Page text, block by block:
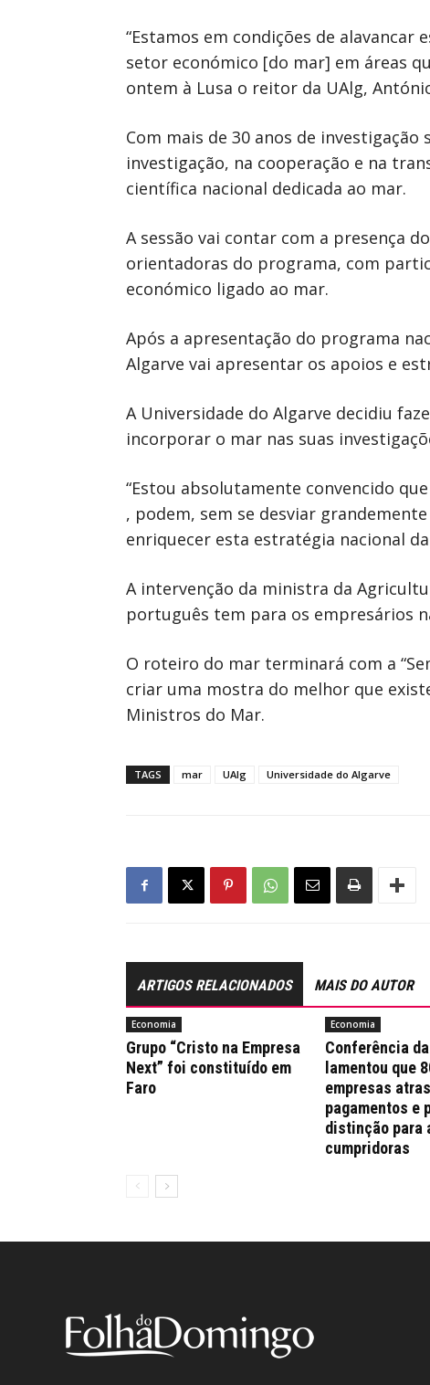
“Estamos em condições de
setor económico [do mar] em áreas
ontem à Lusa o reitor da UAlg,
Com mais de 30 anos de
investigação, na cooperação e na
científica nacional dedicada ao mar.
A sessão vai contar com a presença
orientadoras do programa, com
económico ligado ao mar.
Após a apresentação do programa
Algarve vai apresentar os apoios e
A Universidade do Algarve decidiu
incorporar o mar nas suas
“Estou absolutamente convencido
, podem, sem se desviar
enriquecer esta estratégia nacional
A intervenção da ministra da
português tem para os empresários
O roteiro do mar terminará com a
criar uma mostra do melhor que
Ministros do Mar.
TAGS mar UAlg Universidade do Algarve
ARTIGOS RELACIONADOS MAIS DO AUTOR
Economia
Grupo “Cristo na Empresa
Next” foi constituído em
Faro
Economia
Conferência da
lamentou que
empresas
pagamentos e
distinção para
cumpridoras